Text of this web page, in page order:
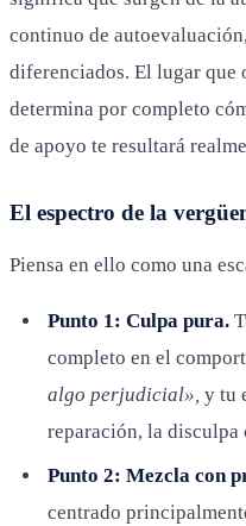
continuo de
diferenciados. El lugar que
determina por completo
de apoyo te resultará
El espectro de la
Piensa en ello como una
Punto 1: Culpa pura.
completo en el
algo perjudicial», y tu
reparación, la disculpa
Punto 2: Mezcla con
centrado